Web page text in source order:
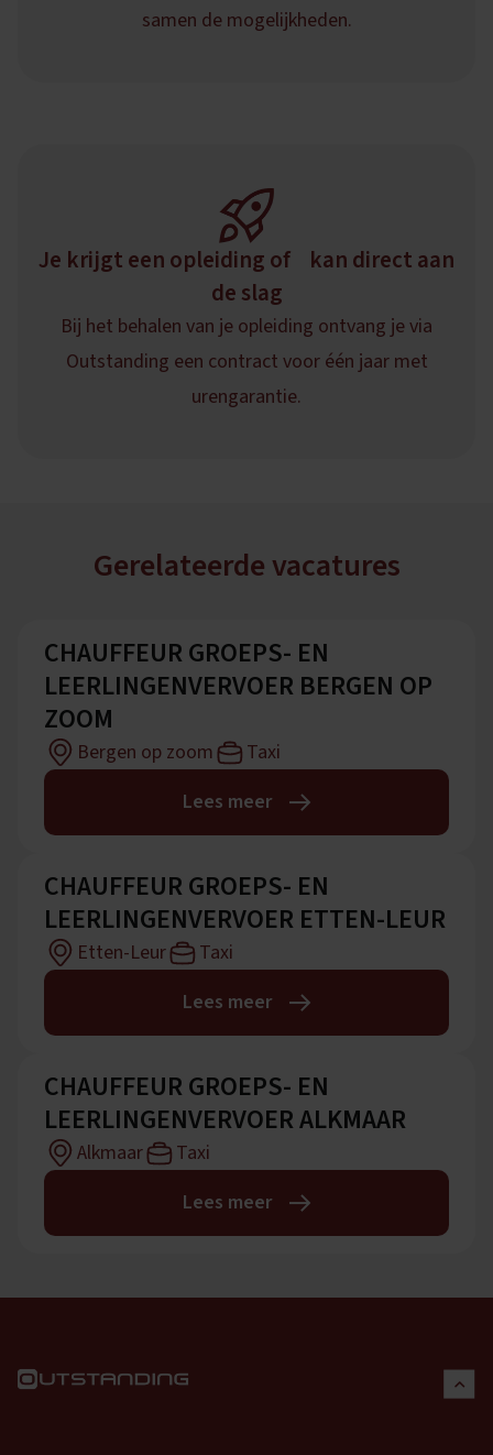
samen de mogelijkheden.
Je krijgt een opleiding of kan direct aan
de slag
Bij het behalen van je opleiding ontvang je via
Outstanding een contract voor één jaar met
urengarantie.
Gerelateerde vacatures
CHAUFFEUR GROEPS- EN
LEERLINGENVERVOER BERGEN OP
ZOOM
Bergen op zoom
Taxi
Lees meer
CHAUFFEUR GROEPS- EN
LEERLINGENVERVOER ETTEN-LEUR
Etten-Leur
Taxi
Lees meer
CHAUFFEUR GROEPS- EN
LEERLINGENVERVOER ALKMAAR
Alkmaar
Taxi
Lees meer